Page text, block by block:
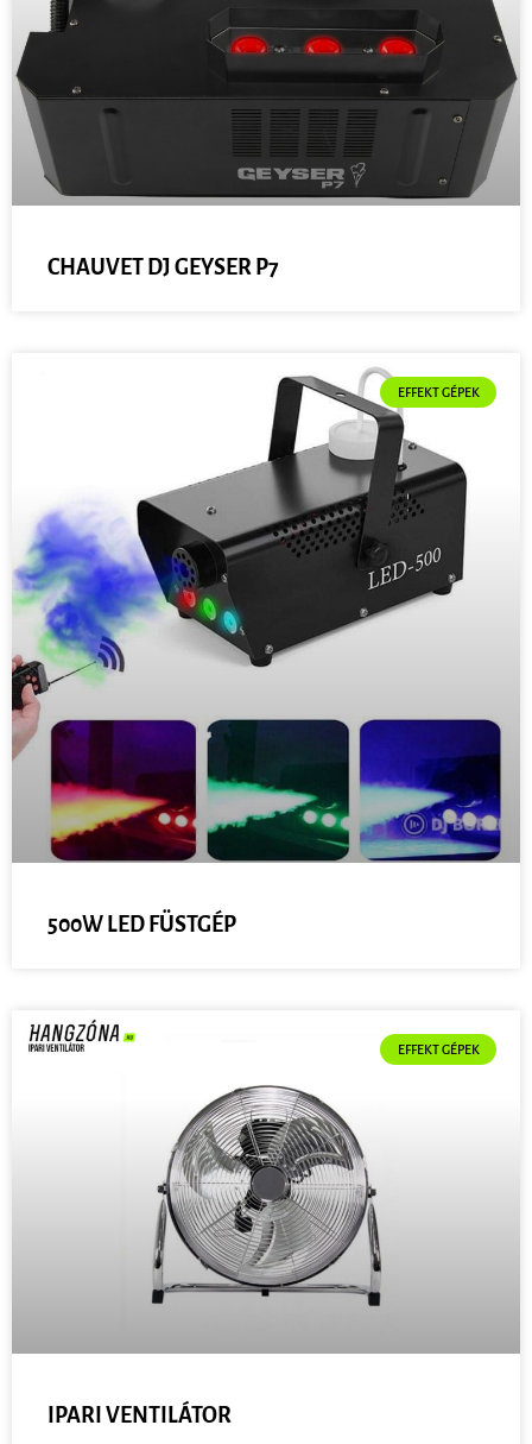
CHAUVET DJ GEYSER P7
EFFEKT GÉPEK
500W LED FÜSTGÉP
EFFEKT GÉPEK
IPARI VENTILÁTOR